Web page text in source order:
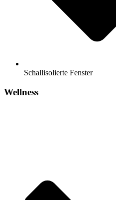
Schallisolierte Fenster
Wellness